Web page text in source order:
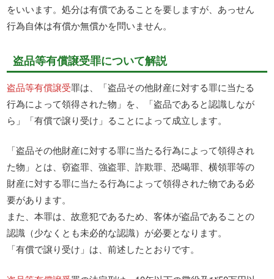
をいいます。処分は有償であることを要しますが、あっせん
行為自体は有償か無償かを問いません。
盗品等有償譲受罪について解説
盗品等有償譲受罪は、「盗品その他財産に対する罪に当たる
行為によって領得された物」を、「盗品であると認識しなが
ら」「有償で譲り受け」ることによって成立します。
「盗品その他財産に対する罪に当たる行為によって領得され
た物」とは、窃盗罪、強盗罪、詐欺罪、恐喝罪、横領罪等の
財産に対する罪に当たる行為によって領得された物である必
要があります。
また、本罪は、故意犯であるため、客体が盗品であることの
認識（少なくとも未必的な認識）が必要となります。
「有償で譲り受け」は、前述したとおりです。